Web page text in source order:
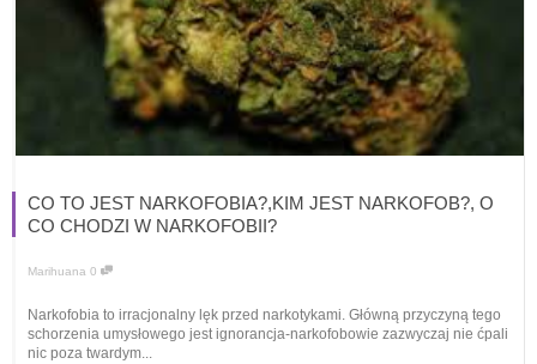
CO TO JEST NARKOFOBIA?,KIM JEST NARKOFOB?, O
CO CHODZI W NARKOFOBII?
Marihuana 0
Narkofobia to irracjonalny lęk przed narkotykami. Główną przyczyną tego
schorzenia umysłowego jest ignorancja-narkofobowie zazwyczaj nie ćpali
nic poza twardym...